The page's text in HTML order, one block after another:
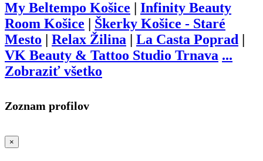
My Beltempo Košice
Infinity Beauty
Room Košice
Škerky Košice - Staré
Mesto
Relax Žilina La Casta Poprad
VK Beauty & Tattoo Studio Trnava ...
Zobraziť všetko
Zoznam profilov
×